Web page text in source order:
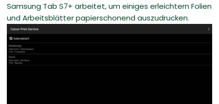
Samsung Tab S7+ arbeitet, um einiges erleichtern Folien
und Arbeitsblätter papierschonend auszudrucken.